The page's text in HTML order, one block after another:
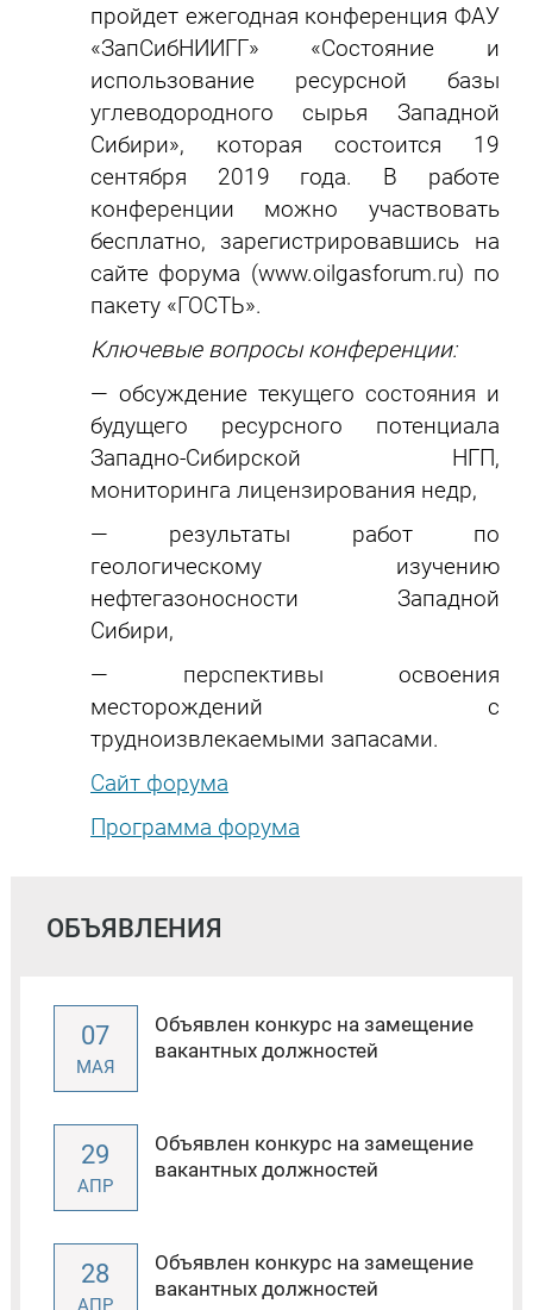
пройдет ежегодная конференция ФАУ
«ЗапСибНИИГГ» «Состояние и
использование ресурсной базы
углеводородного сырья Западной
Сибири», которая состоится 19
сентября 2019 года. В работе
конференции можно участвовать
бесплатно, зарегистрировавшись на
сайте форума (www.oilgasforum.ru) по
пакету «ГОСТЬ».
Ключевые вопросы конференции:
— обсуждение текущего состояния и
будущего ресурсного потенциала
Западно-Сибирской НГП,
мониторинга лицензирования недр,
— результаты работ по
геологическому изучению
нефтегазоносности Западной
Сибири,
— перспективы освоения
месторождений с
трудноизвлекаемыми запасами.
Сайт форума
Программа форума
ОБЪЯВЛЕНИЯ
07
МАЯ
Объявлен конкурс на замещение
вакантных должностей
29
АПР
Объявлен конкурс на замещение
вакантных должностей
28
АПР
Объявлен конкурс на замещение
вакантных должностей